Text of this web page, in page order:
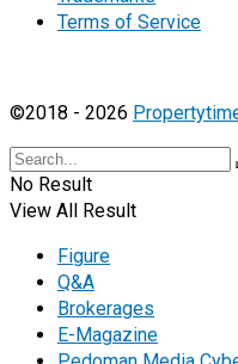
Terms of Service
©2018 - 2026
No Result
View All Result
Figure
Q&A
Brokerages
E-Magazine